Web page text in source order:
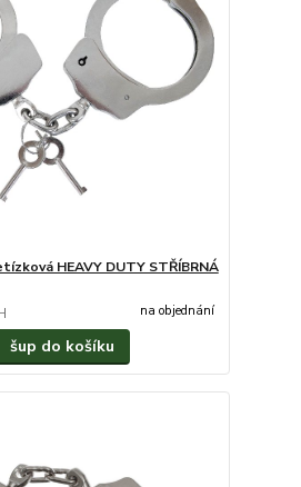
HEAVY DUTY STŘÍBRNÁ
na objednání
šup do košíku